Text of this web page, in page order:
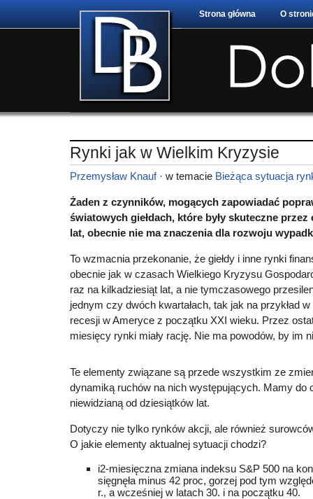
Strona główna O
Rynki jak w Wielkim Kryzysie
Przemysław Knauf· w temacie Bieżąca sytuacja
Żaden z czynników, mogących zapowiadać
światowych giełdach, które były skuteczne
lat, obecnie nie ma znaczenia dla rozwoju
To wzmacnia przekonanie, że giełdy i inne rynki
obecnie jak w czasach Wielkiego Kryzysu
raz na kilkadziesiąt lat, a nie tymczasowego
jednym czy dwóch kwartałach, tak jak na przykład
recesji w Ameryce z początku XXI wieku. Przez
miesięcy rynki miały rację. Nie ma powodów, by im
Te elementy związane są przede wszystkim ze
dynamiką ruchów na nich występujących. Mamy do
niewidzianą od dziesiątków lat.
Dotyczy nie tylko rynków akcji, ale również
O jakie elementy aktualnej sytuacji chodzi?
i2-miesięczna zmiana indeksu S&P 500 na
sięgnęła minus 42 proc, gorzej pod tym
r., a wcześniej w latach 30. i na początku 40.